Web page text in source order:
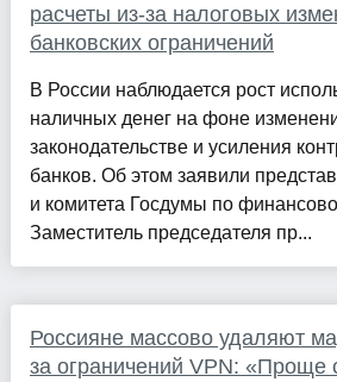
расчеты из-за налоговых
банковских ограничений
В России наблюдается рост
наличных денег на фоне
законодательстве и усиления
банков. Об этом заявили
и комитета Госдумы по
Заместитель председателя пр...
Россияне массово удаляют
за ограничений VPN: «Проще